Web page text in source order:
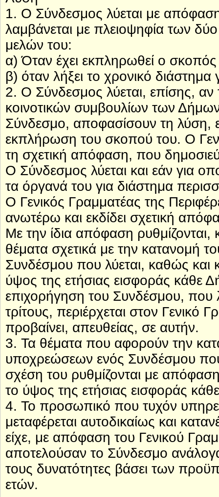
1. Ο Σύνδεσμος λύεται με
λαμβάνεται με πλειοψηφία των
μελών του:
α) Όταν έχει εκπληρωθεί ο
β) όταν λήξει το χρονικό διάστημα
2. Ο Σύνδεσμος λύεται, επίσης,
κοινοτικών συμβουλίων των
Σύνδεσμο, αποφασίσουν τη λύση,
εκπλήρωση του σκοπού του. Ο
τη σχετική απόφαση, που
Ο Σύνδεσμος λύεται και εάν για
τα όργανά του για διάστημα
Ο Γενικός Γραμματέας της
ανωτέρω και εκδίδει σχετική
Με την ίδια απόφαση
θέματα σχετικά με την κατανομή
Συνδέσμου που λύεται, καθώς
ύψος της ετήσιας εισφοράς κάθε
επιχορήγηση του Συνδέσμου, που
τρίτους, περιέρχεται στον Γενικό
προβαίνει, απευθείας, σε αυτήν.
3. Τα θέματα που αφορούν την
υποχρεώσεων ενός Συνδέσμου
σχέση του ρυθμίζονται με
το ύψος της ετήσιας εισφοράς
4. Το προσωπικό που τυχόν
μεταφέρεται αυτοδικαίως και
είχε, με απόφαση του Γενικού
αποτελούσαν το Σύνδεσμο
τους δυνατότητες βάσει των
ετών.